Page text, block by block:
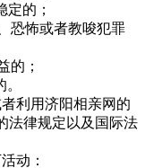
的；
恐怖或者教唆犯罪
的；
利用济阳相亲网的
法律规定以及国际法
动：